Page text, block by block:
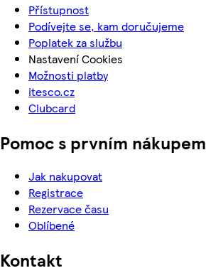
Přístupnost
Podívejte se, kam doručujeme
Poplatek za službu
Nastavení Cookies
Možnosti platby
itesco.cz
Clubcard
Pomoc s prvním nákupem
Jak nakupovat
Registrace
Rezervace času
Oblíbené
Kontakt